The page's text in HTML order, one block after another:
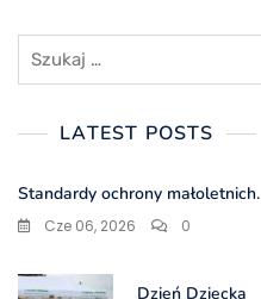
Szukaj:
LATEST POSTS
Standardy ochrony małoletnich.
Cze 06, 2026 0
Dzień Dziecka